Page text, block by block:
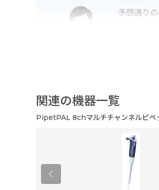
予想通りの
良い製品で
関連の機器一覧
PipetPAL 8chマルチチャンネルピ